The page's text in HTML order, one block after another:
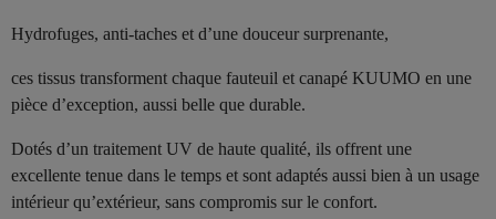
Hydrofuges, anti-taches et d’une douceur surprenante,
ces tissus transforment chaque fauteuil et canapé KUUMO en une
pièce d’exception, aussi belle que durable.
Dotés d’un traitement UV de haute qualité, ils offrent une
excellente tenue dans le temps et sont adaptés aussi bien à un usage
intérieur qu’extérieur, sans compromis sur le confort.